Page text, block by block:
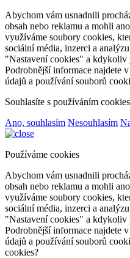
Abychom vám usnadnili
obsah nebo reklamu a mohli
využíváme soubory cookies,
sociální média, inzerci a
"Nastavení cookies" a kdykoliv
Podrobnější informace najdete
údajů a používání souborů
Souhlasíte s používáním
Ano, souhlasím Nesouhlasím
Používáme cookies
Abychom vám usnadnili
obsah nebo reklamu a mohli
využíváme soubory cookies,
sociální média, inzerci a
"Nastavení cookies" a kdykoliv
Podrobnější informace najdete
údajů a používání souborů
cookies?